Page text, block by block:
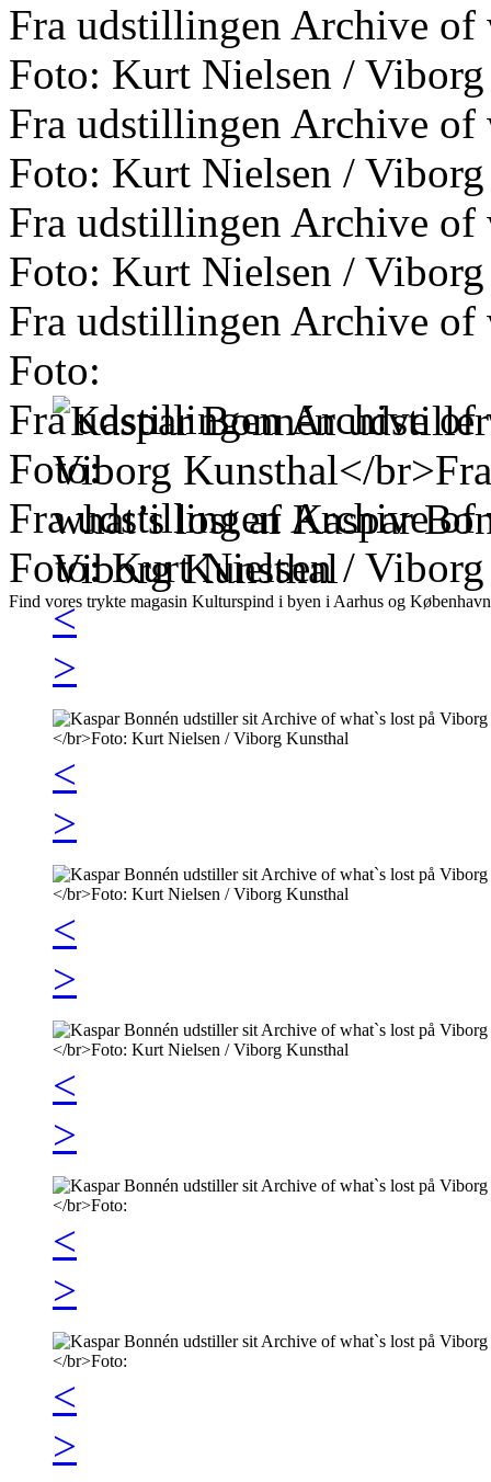
<
>
<
>
<
>
<
>
<
>
<
>
Fra udstillingen Archive of
Foto: Kurt Nielsen /
Fra udstillingen Archive of
Foto: Kurt Nielsen /
Fra udstillingen Archive of
Foto: Kurt Nielsen /
Fra udstillingen Archive of
Foto:
Fra udstillingen Archive of
Foto:
Fra udstillingen Archive of
Foto: Kurt Nielsen /
Find vores trykte magasin Kulturspind i byen i Aarhus og København